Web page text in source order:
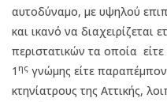
αυτοδύναμο, με υψηλού
και ικανό να διαχειρίζεται
περιστατικών τα οποία
1 ης γνώμης είτε
κτηνίατρους της Αττικής,